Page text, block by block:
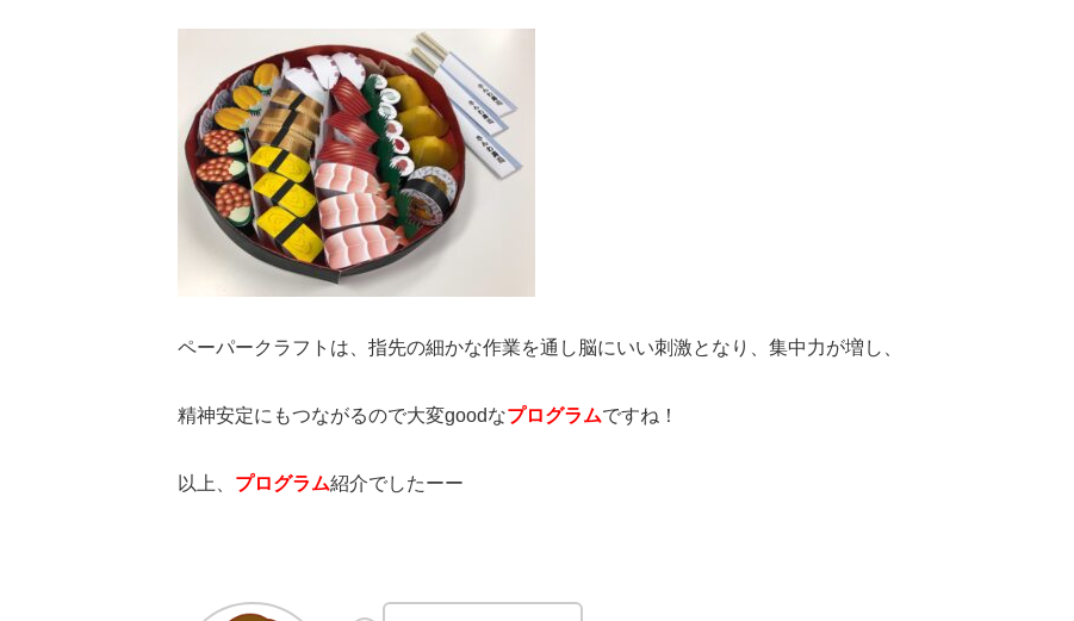
ペーパークラフトは、指先の細かな作業を通し脳にいい刺激となり、集中力が増し、
精神安定にもつながるので大変goodなプログラムですね！
以上、 プログラム紹介でしたーー